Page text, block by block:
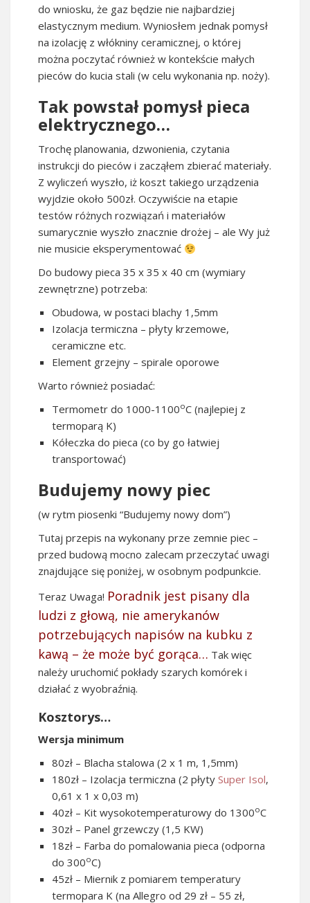
do wniosku, że gaz będzie nie najbardziej
elastycznym medium. Wyniosłem jednak pomysł
na izolację z włókniny ceramicznej, o której
można poczytać również w kontekście małych
pieców do kucia stali (w celu wykonania np. noży).
Tak powstał pomysł pieca
elektrycznego…
Trochę planowania, dzwonienia, czytania
instrukcji do pieców i zacząłem zbierać materiały.
Z wyliczeń wyszło, iż koszt takiego urządzenia
wyjdzie około 500zł. Oczywiście na etapie
testów różnych rozwiązań i materiałów
sumarycznie wyszło znacznie drożej – ale Wy już
nie musicie eksperymentować
Do budowy pieca 35 x 35 x 40 cm (wymiary
zewnętrzne) potrzeba:
Obudowa, w postaci blachy 1,5mm
Izolacja termiczna – płyty krzemowe,
ceramiczne etc.
Element grzejny – spirale oporowe
Warto również posiadać:
Termometr do 1000-1100oC (najlepiej z
termoparą K)
Kółeczka do pieca (co by go łatwiej
transportować)
Budujemy nowy piec
(w rytm piosenki “Budujemy nowy dom”)
Tutaj przepis na wykonany prze zemnie piec –
przed budową mocno zalecam przeczytać uwagi
znajdujące się poniżej, w osobnym podpunkcie.
Teraz Uwaga! Poradnik jest pisany dla
ludzi z głową, nie amerykanów
potrzebujących napisów na kubku z
kawą – że może być gorąca… Tak więc
należy uruchomić pokłady szarych komórek i
działać z wyobraźnią.
Kosztorys…
Wersja minimum
80zł – Blacha stalowa (2 x 1 m, 1,5mm)
180zł – Izolacja termiczna (2 płyty Super Isol,
0,61 x 1 x 0,03 m)
40zł – Kit wysokotemperaturowy do 1300oC
30zł – Panel grzewczy (1,5 KW)
18zł – Farba do pomalowania pieca (odporna
do 300oC)
45zł – Miernik z pomiarem temperatury
termopara K (na Allegro od 29 zł – 55 zł,